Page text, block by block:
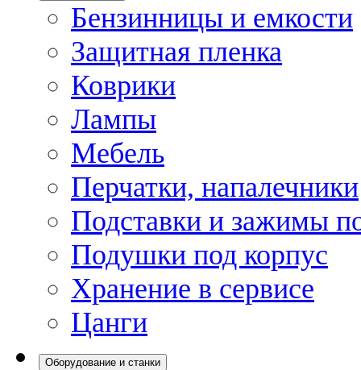
Бензинницы и емкости
Защитная пленка
Коврики
Лампы
Мебель
Перчатки, напалечники
Подставки и зажимы
Подушки под корпус
Хранение в сервисе
Цанги
Оборудование и станки